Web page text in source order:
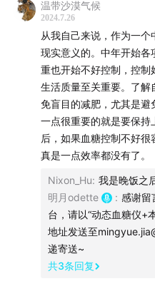
48:40 对于糖尿病患者里的
们的痛苦，安全有效地控
对高龄老人来说，发
早点管理好血糖，对
个人经验分享不构成诊疗
的个体化判断，如有需要请
本期嘉宾： Grace， Nixon
主播：明月，游识猷
温带沙漠气候
2024.7.26
从我自己来说，作为一
现实意义的。中年开始
重也开始不好控制，控制
生活质量至关重要。了解
免盲目的减肥，尤其是
一点很重要的就是要保持
后，如果血糖控制不好
真是一点效率都没有了。
Nixon_Hu: 我是晚饭之
明月odette
: 感谢留
台，请以“动态血糖仪+
地址发送至
递寄送~
共3条回复